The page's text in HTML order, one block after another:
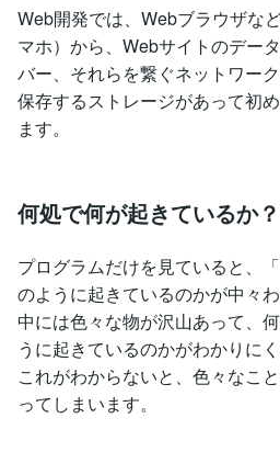
Web開発では、Webブラウザな
マホ）から、Webサイトのデー
バー、それらを繋ぐネットワー
保存するストレージがあって初
ます。
何処で何が起きているか？
プログラムだけを見ていると、
のように起きているのかが中々
中には色々な物が沢山あって、
うに起きているのかがわかりに
これがわからないと、色々なこ
ってしまいます。